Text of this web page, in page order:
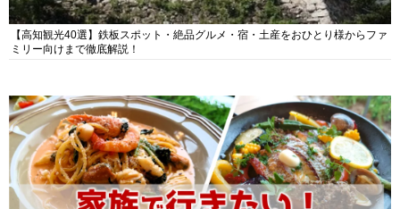
【高知観光40選】鉄板スポット・絶品グルメ・宿・土産をおひとり様からファ
ミリー向けまで徹底解説！